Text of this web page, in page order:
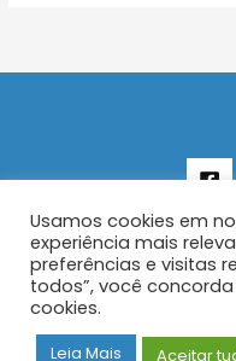
Usamos cookies em
experiência mais
preferências e visitas
todos”, você
cookies.
Leia Mais Aceitar